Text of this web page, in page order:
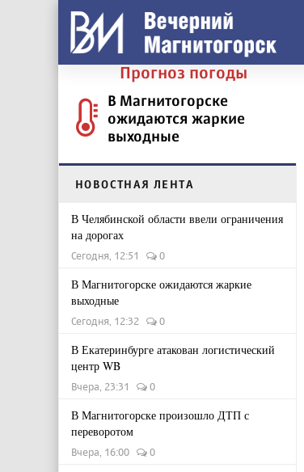
Прогноз погоды
В Магнитогорске
ожидаются жаркие
выходные
НОВОСТНАЯ ЛЕНТА
В Челябинской области ввели ограничения
на дорогах
Сегодня, 12:51 0
В Магнитогорске ожидаются жаркие
выходные
Сегодня, 12:32 0
В Екатеринбурге атакован логистический
центр WB
Вчера, 23:31 0
В Магнитогорске произошло ДТП с
переворотом
Вчера, 16:00 0